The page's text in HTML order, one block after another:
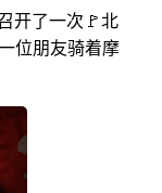
开了一次🚩北
位朋友骑着摩